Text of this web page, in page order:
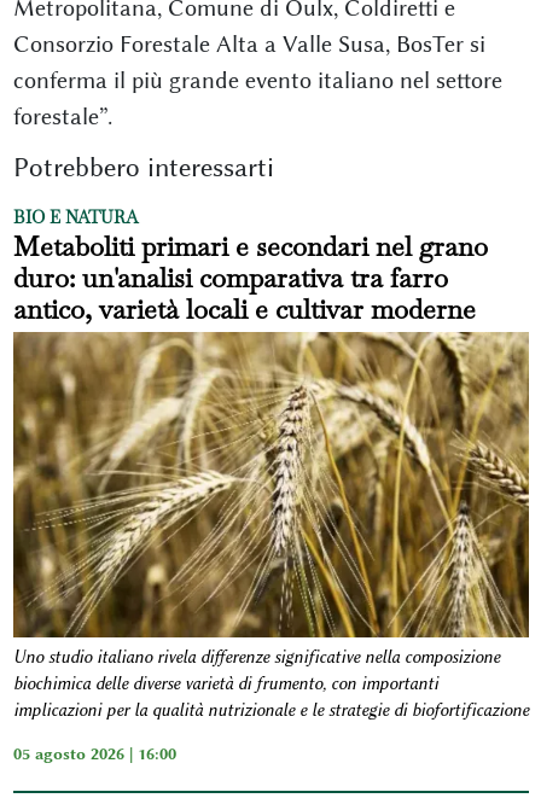
Metropolitana, Comune di Oulx, Coldiretti e
Consorzio Forestale Alta a Valle Susa, BosTer si
conferma il più grande evento italiano nel settore
forestale”.
Potrebbero interessarti
BIO E NATURA
Metaboliti primari e secondari nel grano
duro: un'analisi comparativa tra farro
antico, varietà locali e cultivar moderne
Uno studio italiano rivela differenze significative nella composizione
biochimica delle diverse varietà di frumento, con importanti
implicazioni per la qualità nutrizionale e le strategie di biofortificazione
05 agosto 2026 | 16:00